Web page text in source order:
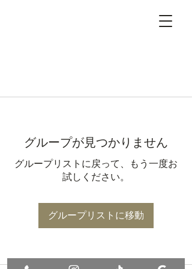
グループが見つかりません
グループリストに戻って、もう一度お
試しください。
グループリストに移動